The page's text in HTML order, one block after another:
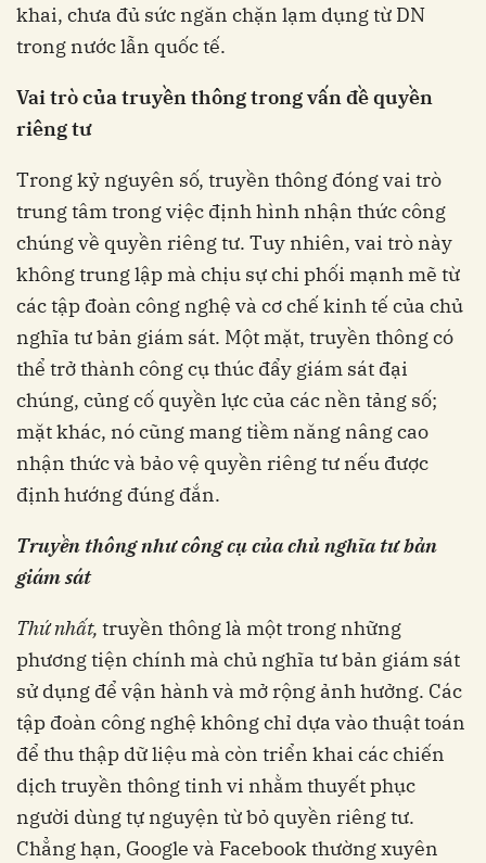
khai, chưa đủ sức ngăn chặn lạm dụng từ DN
trong nước lẫn quốc tế.
Vai trò của truyền thông trong vấn đề quyền
riêng tư
Trong kỷ nguyên số, truyền thông đóng vai trò
trung tâm trong việc định hình nhận thức công
chúng về quyền riêng tư. Tuy nhiên, vai trò này
không trung lập mà chịu sự chi phối mạnh mẽ từ
các tập đoàn công nghệ và cơ chế kinh tế của chủ
nghĩa tư bản giám sát. Một mặt, truyền thông có
thể trở thành công cụ thúc đẩy giám sát đại
chúng, củng cố quyền lực của các nền tảng số;
mặt khác, nó cũng mang tiềm năng nâng cao
nhận thức và bảo vệ quyền riêng tư nếu được
định hướng đúng đắn.
Truyền thông như công cụ của chủ nghĩa tưbản
giám sát
Thứ nhất, truyền thông là một trong những
phương tiện chính mà chủ nghĩa tư bản giám sát
sử dụng để vận hành và mở rộng ảnh hưởng. Các
tập đoàn công nghệ không chỉ dựa vào thuật toán
để thu thập dữ liệu mà còn triển khai các chiến
dịch truyền thông tinh vi nhằm thuyết phục
người dùng tự nguyện từ bỏ quyền riêng tư.
Chẳng hạn, Google và Facebook thường xuyên